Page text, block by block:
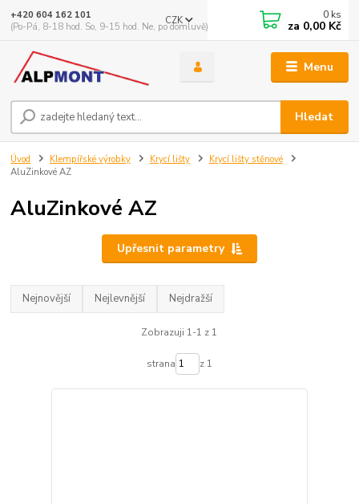
Menu
CZK
Hledat
+420 604 162 101
(Po-Pá, 8-18 hod. So, 9-15 hod. Ne, po domluvě)
0 ks
za 0,00 Kč
Úvod Klempířské výrobky Krycí lišty
Krycí lišty stěnové
AluZinkové AZ
AluZinkové AZ
Upřesnit parametry
Nejnovější Nejlevnější Nejdražší
Zobrazuji 1-1 z 1
strana z 1